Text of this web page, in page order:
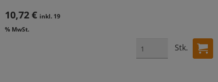
10,72 € inkl. 19
% MwSt.
Stk.